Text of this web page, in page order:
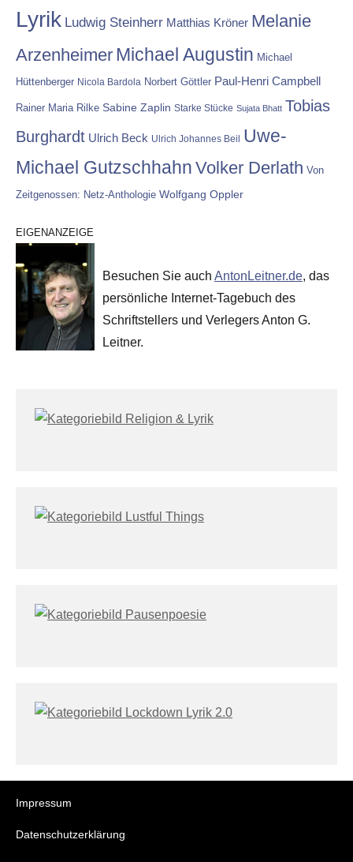
Lyrik Ludwig Steinherr Matthias Kröner Melanie
Arzenheimer Michael Augustin Michael
Hüttenberger Nicola Bardola Norbert Göttler Paul-Henri Campbell
Rainer Maria Rilke Sabine Zaplin Starke Stücke Sujata Bhatt Tobias
Burghardt Ulrich Beck Ulrich Johannes Beil Uwe-
Michael Gutzschhahn Volker Derlath Von
Zeitgenossen: Netz-Anthologie Wolfgang Oppler
EIGENANZEIGE
Besuchen Sie auch AntonLeitner.de, das
persönliche Internet-Tagebuch des
Schriftstellers und Verlegers Anton G.
Leitner.
Impressum
Datenschutzerklärung